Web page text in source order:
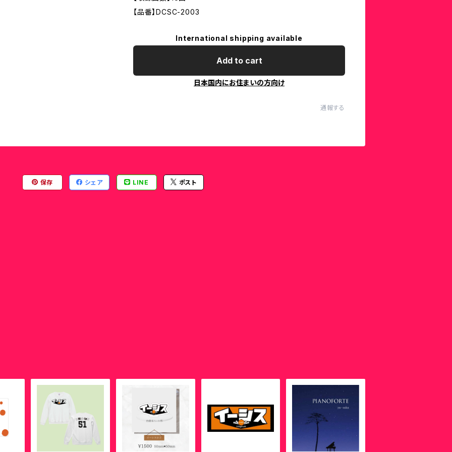
【品番】DCSC-2003
International shipping available
Add to cart
日本国内にお住まいの方向け
通報する
保存 シェア LINE ポスト